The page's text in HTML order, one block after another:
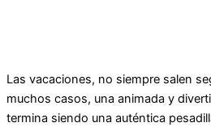
Las vacaciones, no siempre salen
muchos casos, una animada y
termina siendo una auténtica